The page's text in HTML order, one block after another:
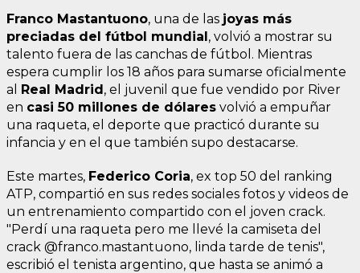
Franco Mastantuono, una de las joyas más
preciadas del fútbol mundial, volvió a mostrar su
talento fuera de las canchas de fútbol. Mientras
espera cumplir los 18 años para sumarse oficialmente
al Real Madrid, el juvenil que fue vendido por River
en casi 50 millones de dólares volvió a empuñar
una raqueta, el deporte que practicó durante su
infancia y en el que también supo destacarse.
Este martes, Federico Coria, ex top 50 del ranking
ATP, compartió en sus redes sociales fotos y videos de
un entrenamiento compartido con el joven crack.
"Perdí una raqueta pero me llevé la camiseta del
crack @franco.mastantuono, linda tarde de tenis",
escribió el tenista argentino, que hasta se animó a